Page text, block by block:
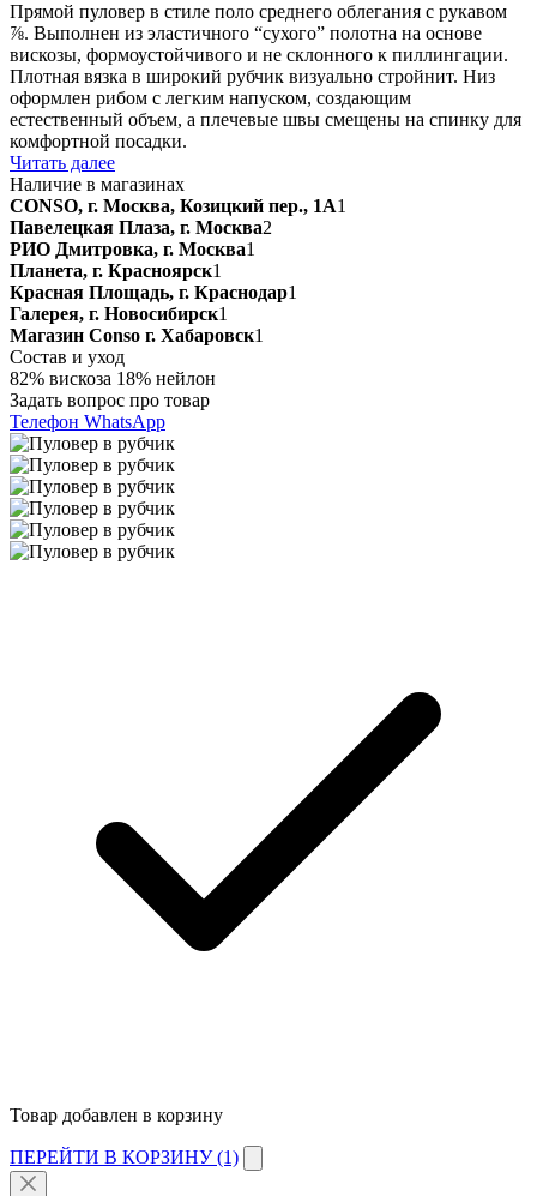
Прямой пуловер в стиле поло среднего облегания с рукавом
⅞. Выполнен из эластичного “сухого” полотна на основе
вискозы, формоустойчивого и не склонного к пиллингации.
Плотная вязка в широкий рубчик визуально стройнит. Низ
оформлен рибом с легким напуском, создающим
естественный объем, а плечевые швы смещены на спинку для
комфортной посадки.
Читать далее
Наличие в магазинах
CONSO, г. Москва, Козицкий пер., 1А1
Павелецкая Плаза, г. Москва2
РИО Дмитровка, г. Москва1
Планета, г. Красноярск1
Красная Площадь, г. Краснодар1
Галерея, г. Новосибирск1
Магазин Conso г. Хабаровск1
Состав и уход
82% вискоза 18% нейлон
Задать вопрос про товар
Телефон WhatsApp
Товар добавлен в корзину
ПЕРЕЙТИ В КОРЗИНУ (1)